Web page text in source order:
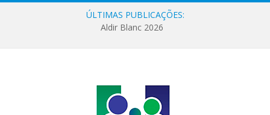
ÚLTIMAS PUBLICAÇÕES:
Aldir Blanc 2026